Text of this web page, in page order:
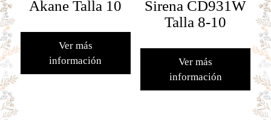
Akane Talla 10
Ver más
información
Sirena CD931W
Talla 8-10
Ver más
información